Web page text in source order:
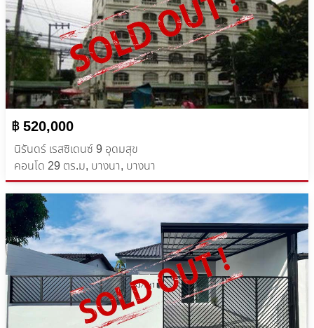
฿ 520,000
นิรันดร์ เรสซิเดนซ์ 9 อุดมสุข
คอนโด 29 ตร.ม, บางนา, บางนา